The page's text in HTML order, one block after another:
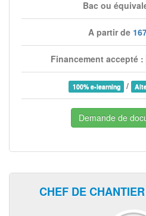
Bac ou
A partir de
Financement accepté :
100% e-learning /
Demande de
CHEF DE